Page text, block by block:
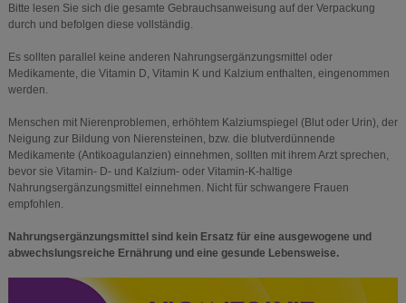
Bitte lesen Sie sich die gesamte Gebrauchsanweisung auf der Verpackung
durch und befolgen diese vollständig.
Es sollten parallel keine anderen Nahrungsergänzungsmittel oder
Medikamente, die Vitamin D, Vitamin K und Kalzium enthalten, eingenommen
werden.
Menschen mit Nierenproblemen, erhöhtem Kalziumspiegel (Blut oder Urin), der
Neigung zur Bildung von Nierensteinen, bzw. die blutverdünnende
Medikamente (Antikoagulanzien) einnehmen, sollten mit ihrem Arzt sprechen,
bevor sie Vitamin- D- und Kalzium- oder Vitamin-K-haltige
Nahrungsergänzungsmittel einnehmen. Nicht für schwangere Frauen
empfohlen.
Nahrungsergänzungsmittel sind kein Ersatz für eine ausgewogene und
abwechslungsreiche Ernährung und eine gesunde Lebensweise.